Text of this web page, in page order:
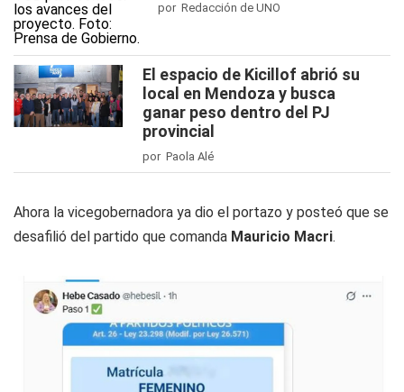
por Redacción de UNO
El espacio de Kicillof abrió su
local en Mendoza y busca
ganar peso dentro del PJ
provincial
por Paola Alé
Ahora la vicegobernadora ya dio el portazo y posteó que se
desafilió del partido que comanda Mauricio Macri.